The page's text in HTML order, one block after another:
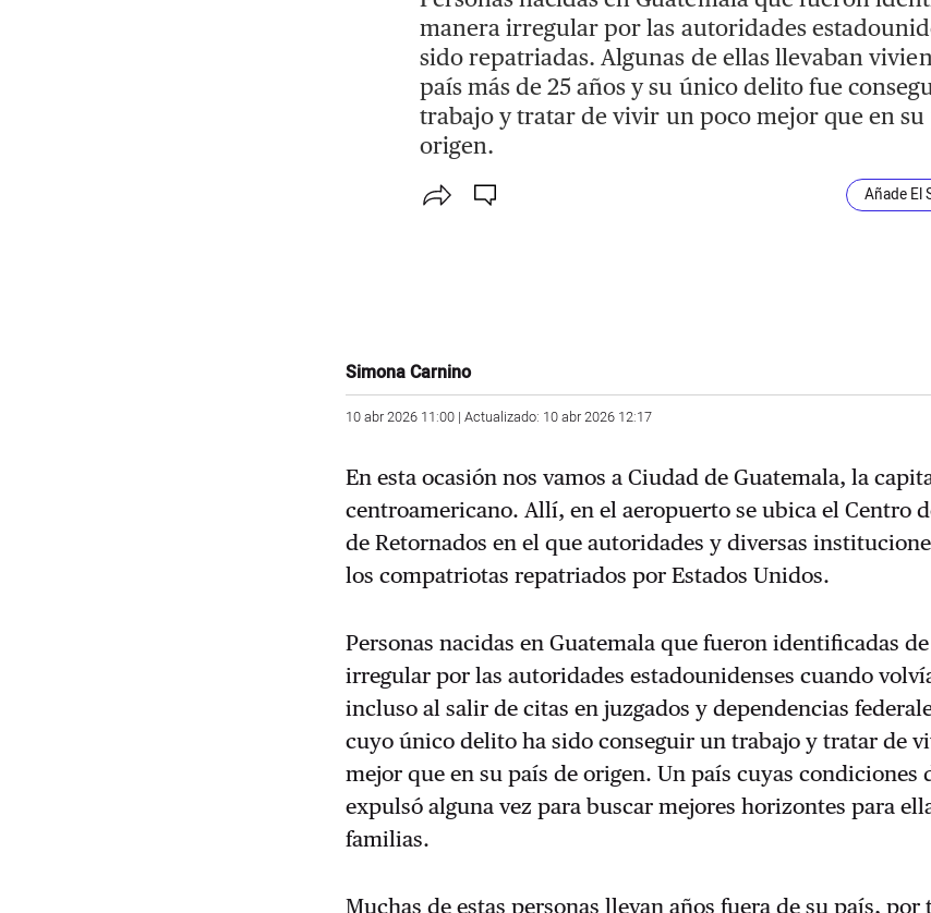
manera irregular por las autoridades
sido repatriadas. Algunas de ellas llevaban
país más de 25 años y su único delito fue
trabajo y tratar de vivir un poco mejor que en su
origen.
Añade El
Simona Carnino
10 abr 2026 11:00 | Actualizado: 10 abr 2026 12:17
En esta ocasión nos vamos a Ciudad de Guatemala, la
centroamericano. Allí, en el aeropuerto se ubica el Centro
de Retornados en el que autoridades y diversas
los compatriotas repatriados por Estados Unidos.
Personas nacidas en Guatemala que fueron identificadas
irregular por las autoridades estadounidenses cuando
incluso al salir de citas en juzgados y dependencias
cuyo único delito ha sido conseguir un trabajo y tratar de
mejor que en su país de origen. Un país cuyas condiciones
expulsó alguna vez para buscar mejores horizontes para
familias.
Muchas de estas personas llevan años fuera de su país, por